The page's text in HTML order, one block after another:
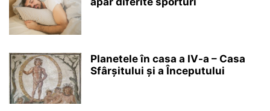
Planetele în casa a IV-a – Casa
Sfârșitului și a Începutului